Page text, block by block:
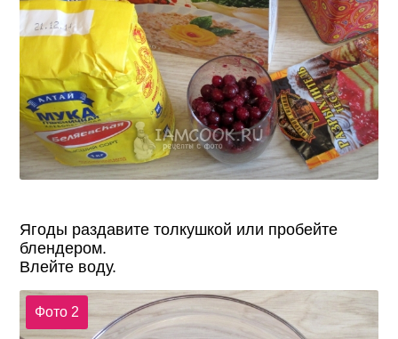
Ягоды раздавите толкушкой или пробейте
блендером.
Влейте воду.
Фото 2